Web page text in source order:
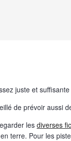
juste et
de prévoir aussi
lesdiverses
terre. Pour les